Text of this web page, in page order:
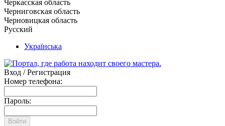
Черкасская область
Черниговская область
Черновицкая область
Русский
Українська
Вход / Регистрация
Номер телефона:
Пароль:
Войти